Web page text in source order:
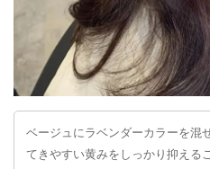
ベージュにラベンダーカラーを混
てきやすい黄みをしっかり抑える